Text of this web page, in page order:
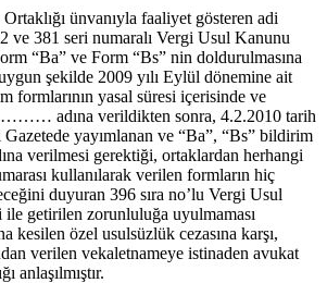
ünvanıyla faaliyet gösteren adi
ve 381 seri numaralı Vergi Usul Kanunu
“Ba” ve Form “Bs” nin doldurulmasına
şekilde 2009 yılı Eylül dönemine ait
formlarının yasal süresi içerisinde ve
adına verildikten sonra, 4.2.2010 tarih
Gazetede yayımlanan ve “Ba”, “Bs” bildirim
verilmesi gerektiği, ortaklardan herhangi
kullanılarak verilen formların hiç
duyuran 396 sıra no’lu Vergi Usul
getirilen zorunluluğa uyulmaması
kesilen özel usulsüzlük cezasına karşı,
verilen vekaletnameye istinaden avukat
anlaşılmıştır.